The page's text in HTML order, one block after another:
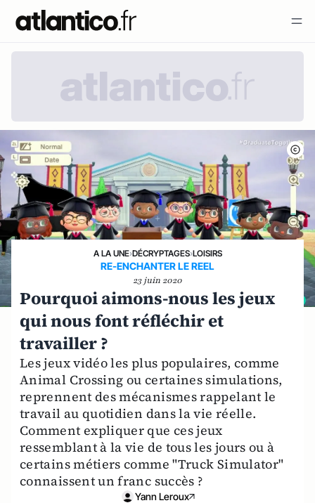
A LA UNE›DÉCRYPTAGES›LOISIRS
RE-ENCHANTER LE REEL
23 juin 2020
Pourquoi aimons-nous les jeux
qui nous font réfléchir et
travailler ?
Les jeux vidéo les plus populaires, comme
Animal Crossing ou certaines simulations,
reprennent des mécanismes rappelant le
travail au quotidien dans la vie réelle.
Comment expliquer que ces jeux
ressemblant à la vie de tous les jours ou à
certains métiers comme "Truck Simulator"
connaissent un franc succès ?
Yann Leroux